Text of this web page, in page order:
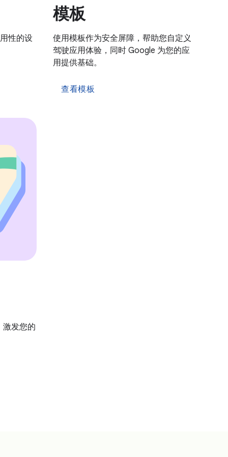
性的设
模板
使用模板作为安全屏障，帮助您自定义
驾驶应用体验，同时 Google 为您的应
用提供基础。
查看模板
激发您的